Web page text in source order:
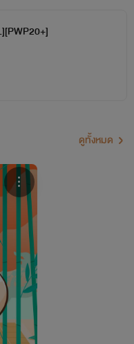
ตอนดอกไผ่สื่อรัก
ยนครับ
ดูทั้งหมด